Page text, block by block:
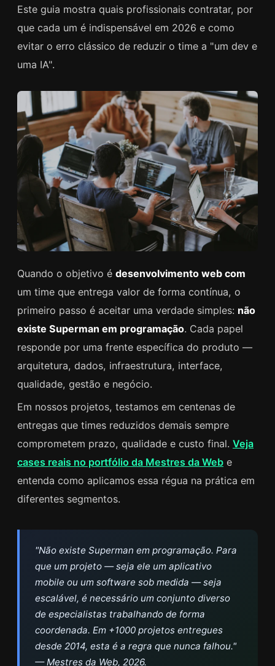
Este guia mostra quais profissionais contratar, por
que cada um é indispensável em 2026 e como
evitar o erro clássico de reduzir o time a "um dev e
uma IA".
Quando o objetivo é desenvolvimento web com
um time que entrega valor de forma contínua, o
primeiro passo é aceitar uma verdade simples: não
existe Superman em programação. Cada papel
responde por uma frente específica do produto —
arquitetura, dados, infraestrutura, interface,
qualidade, gestão e negócio.
Em nossos projetos, testamos em centenas de
entregas que times reduzidos demais sempre
comprometem prazo, qualidade e custo final. Veja
cases reais no portfólio da Mestres da Web e
entenda como aplicamos essa régua na prática em
diferentes segmentos.
"Não existe Superman em programação. Para
que um projeto — seja ele um aplicativo
mobile ou um software sob medida — seja
escalável, é necessário um conjunto diverso
de especialistas trabalhando de forma
coordenada. Em +1000 projetos entregues
desde 2014, esta é a regra que nunca falhou."
— Mestres da Web, 2026.